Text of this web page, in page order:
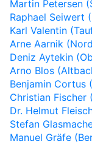
Martin Petersen
Raphael Seiwert
Karl Valentin
Arne Aarnik
Deniz Aytekin
Arno Blos
Benjamin Cortus
Christian Fischer
Dr. Helmut
Stefan
Manuel Gräfe